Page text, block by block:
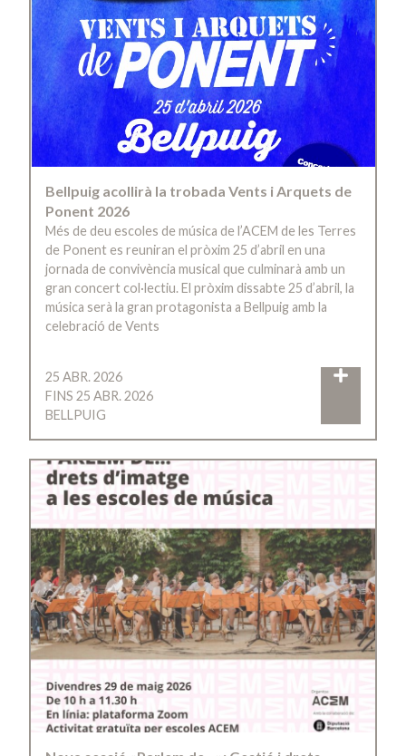
Bellpuig acollirà la trobada Vents i Arquets de
Ponent 2026
Més de deu escoles de música de l’ACEM de les Terres
de Ponent es reuniran el pròxim 25 d’abril en una
jornada de convivència musical que culminarà amb un
gran concert col·lectiu. El pròxim dissabte 25 d’abril, la
música serà la gran protagonista a Bellpuig amb la
celebració de Vents
25 ABR. 2026
FINS 25 ABR. 2026
BELLPUIG